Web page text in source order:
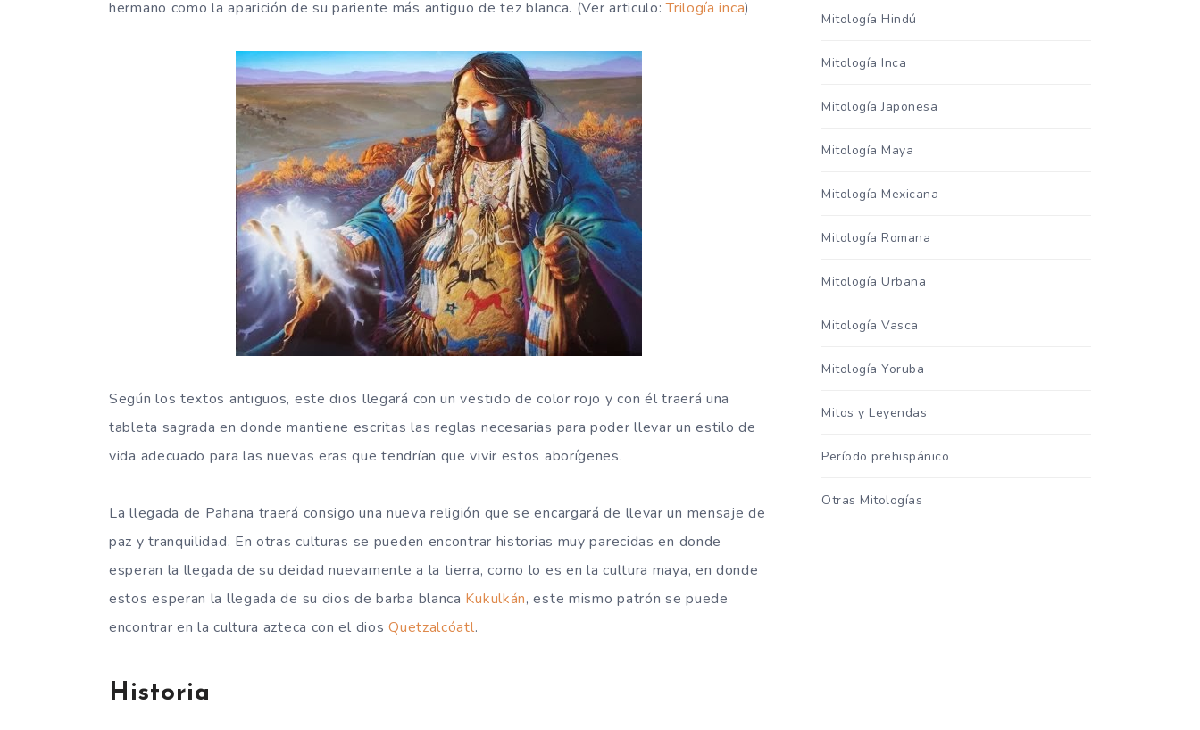
hermano como la aparición de su pariente más antiguo de tez blanca. (Ver articulo:Trilogía inca)
Según los textos antiguos, este dios llegará con un vestido de color rojo y con él traerá una
tableta sagrada en donde mantiene escritas las reglas necesarias para poder llevar un estilo de
vida adecuado para las nuevas eras que tendrían que vivir estos aborígenes.
La llegada de Pahana traerá consigo una nueva religión que se encargará de llevar un mensaje de
paz y tranquilidad. En otras culturas se pueden encontrar historias muy parecidas en donde
esperan la llegada de su deidad nuevamente a la tierra, como lo es en la cultura maya, en donde
estos esperan la llegada de su dios de barba blanca Kukulkán, este mismo patrón se puede
encontrar en la cultura azteca con el diosQuetzalcóatl.
Historia
Mitología Hindú
Mitología Inca
Mitología Japonesa
Mitología Maya
Mitología Mexicana
Mitología Romana
Mitología Urbana
Mitología Vasca
Mitología Yoruba
Mitos y Leyendas
Período prehispánico
Otras Mitologías